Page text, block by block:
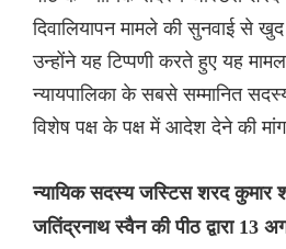
दिवालियापन मामले की सुनवाई से
उन्होंने यह टिप्पणी करते हुए यह
न्यायपालिका के सबसे सम्मानित
विशेष पक्ष के पक्ष में आदेश देने की
न्यायिक सदस्य जस्टिस शरद कुमार
जतिंद्रनाथ स्वैन की पीठ द्वारा 13